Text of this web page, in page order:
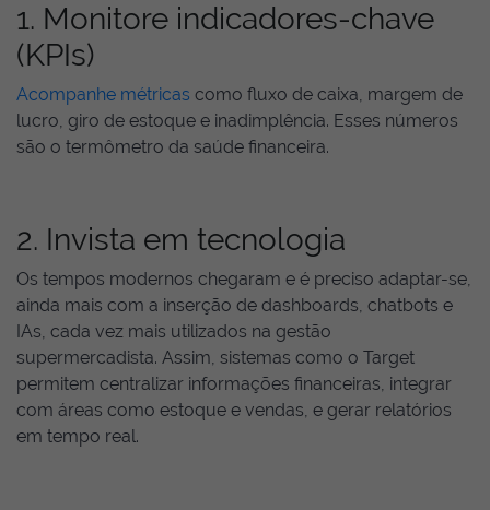
1. Monitore indicadores-chave
(KPIs)
Acompanhe métricas como fluxo de caixa, margem de
lucro, giro de estoque e inadimplência. Esses números
são o termômetro da saúde financeira.
2. Invista em tecnologia
Os tempos modernos chegaram e é preciso adaptar-se,
ainda mais com a inserção de dashboards, chatbots e
IAs, cada vez mais utilizados na gestão
supermercadista. Assim, sistemas como o Target
permitem centralizar informações financeiras, integrar
com áreas como estoque e vendas, e gerar relatórios
em tempo real.